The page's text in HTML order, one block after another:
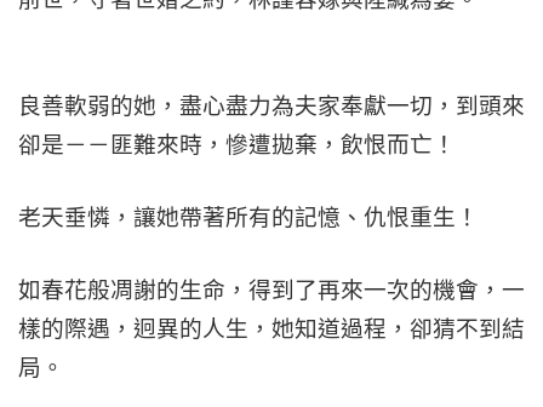
良善軟弱的她，盡心盡力為夫家奉獻一切，到頭來
卻是－－匪難來時，慘遭拋棄，飲恨而亡！
老天垂憐，讓她帶著所有的記憶、仇恨重生！
如春花般凋謝的生命，得到了再來一次的機會，一
樣的際遇，迥異的人生，她知道過程，卻猜不到結
局。